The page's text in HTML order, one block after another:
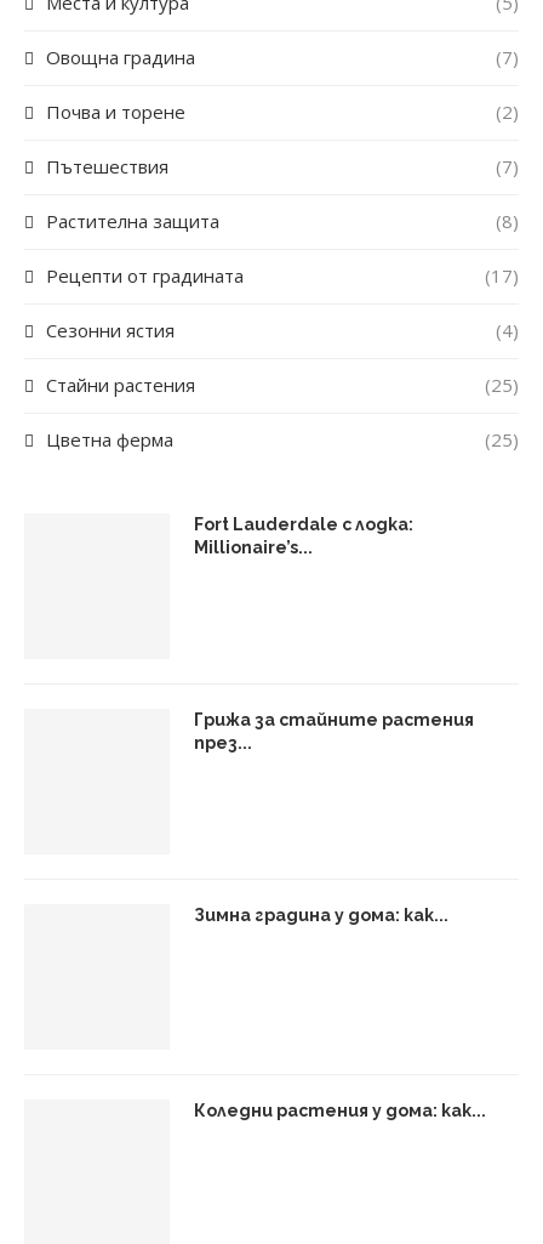
Овощна градина (7)
Почва и торене (2)
Пътешествия (7)
Растителна защита (8)
Рецепти от градината (17)
Сезонни ястия (4)
Стайни растения (25)
Цветна ферма (25)
Fort Lauderdale с лодка:
Millionaire’s...
Грижа за стайните растения
през...
Зимна градина у дома: как...
Коледни растения у дома: как...